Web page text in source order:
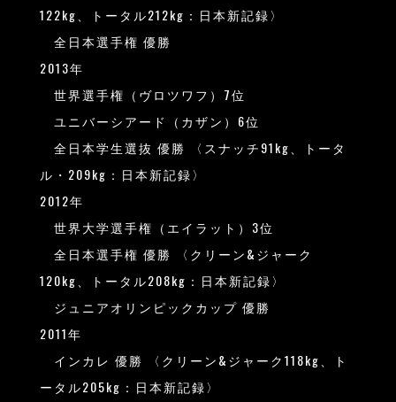
122kg、トータル212kg：日本新記録〉
全日本選手権 優勝
2013年
世界選手権（ヴロツワフ）7位
ユニバーシアード（カザン）6位
全日本学生選抜 優勝 〈スナッチ91kg、トータ
ル・209kg：日本新記録〉
2012年
世界大学選手権（エイラット）3位
全日本選手権 優勝 〈クリーン&ジャーク
120kg、トータル208kg：日本新記録〉
ジュニアオリンピックカップ 優勝
2011年
インカレ 優勝 〈クリーン&ジャーク118kg、ト
ータル205kg：日本新記録〉